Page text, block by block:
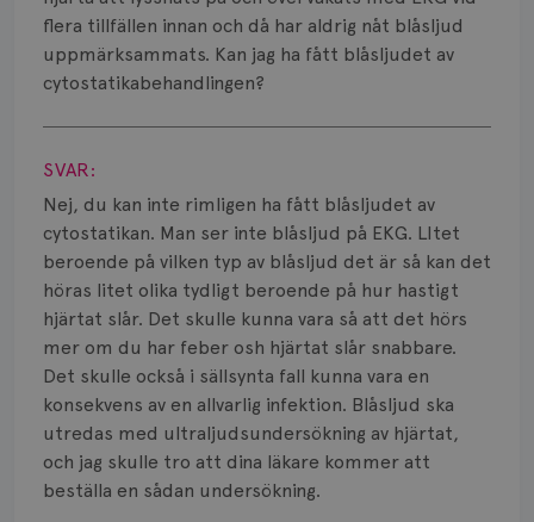
flera tillfällen innan och då har aldrig nåt blåsljud
uppmärksammats. Kan jag ha fått blåsljudet av
cytostatikabehandlingen?
Visa svar
SVAR:
Nej, du kan inte rimligen ha fått blåsljudet av
cytostatikan. Man ser inte blåsljud på EKG. LItet
beroende på vilken typ av blåsljud det är så kan det
höras litet olika tydligt beroende på hur hastigt
hjärtat slår. Det skulle kunna vara så att det hörs
mer om du har feber osh hjärtat slår snabbare.
Det skulle också i sällsynta fall kunna vara en
konsekvens av en allvarlig infektion. Blåsljud ska
utredas med ultraljudsundersökning av hjärtat,
och jag skulle tro att dina läkare kommer att
beställa en sådan undersökning.
Knöl
Läkemedel
Typ av bröstcancer
Smärta
Prognos
Risker
Spridd bröstcancer
Strålning
Vätska